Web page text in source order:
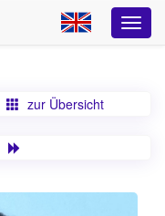
zur Übersicht